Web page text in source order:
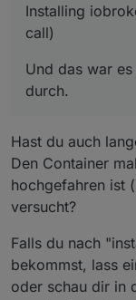
call)
Installing
call)
Und das war
durch.
Hast du auch
Den Container
hochgefahren ist
versucht?
Falls du nach
bekommst, lass
oder schau dir in